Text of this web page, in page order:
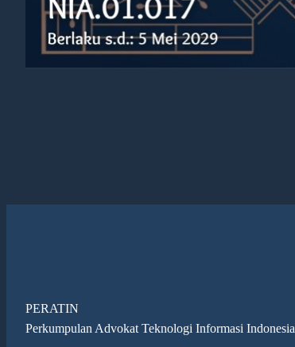
PERATIN
Perkumpulan Advokat Teknologi Informasi Indonesia